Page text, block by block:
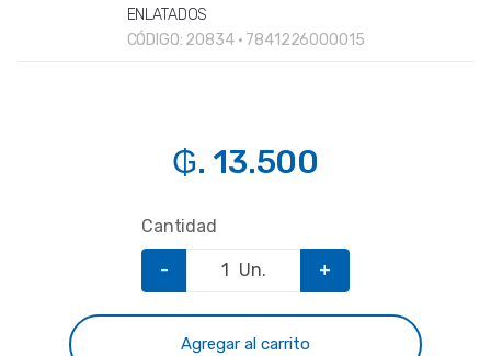
ENLATADOS
CÓDIGO: 20834 • 7841226000015
₲. 13.500
Cantidad
- Un. +
Agregar al carrito